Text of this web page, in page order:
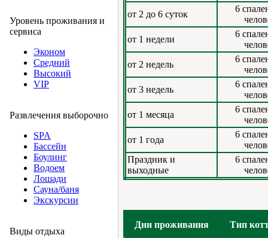
Уровень проживания и
сервиса
Эконом
Средний
Высокий
VIP
Развлечения выборочно
SPA
Бассейн
Боулинг
Водоем
Лошади
Сауна/баня
Экскурсии
Виды отдыха
от 2 до 6 суток
6
от 1 недели
6
от 2 недель
6
от 3 недель
6
от 1 месяца
6
от 1 года
6
Праздник и
выходные
6
Дни проживания
Тип